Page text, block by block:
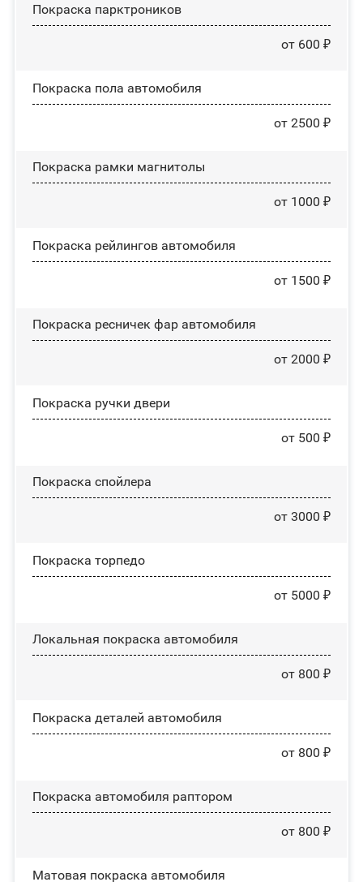
Покраска парктроников
от 600 ₽
Покраска пола автомобиля
от 2500 ₽
Покраска рамки магнитолы
от 1000 ₽
Покраска рейлингов автомобиля
от 1500 ₽
Покраска ресничек фар автомобиля
от 2000 ₽
Покраска ручки двери
от 500 ₽
Покраска спойлера
от 3000 ₽
Покраска торпедо
от 5000 ₽
Локальная покраска автомобиля
от 800 ₽
Покраска деталей автомобиля
от 800 ₽
Покраска автомобиля раптором
от 800 ₽
Матовая покраска автомобиля